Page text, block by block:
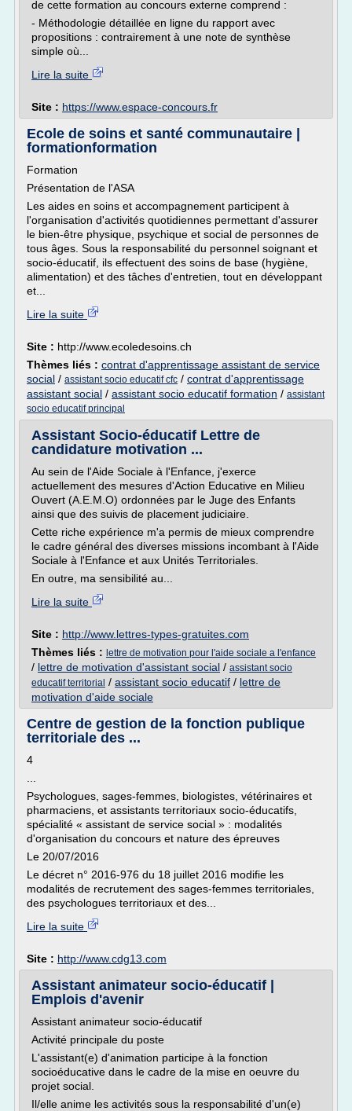
de cette formation au concours externe comprend :
- Méthodologie détaillée en ligne du rapport avec
propositions : contrairement à une note de synthèse
simple où...
Lire la suite
Site : https://www.espace-concours.fr
Ecole de soins et santé communautaire |
formationformation
Formation
Présentation de l'ASA
Les aides en soins et accompagnement participent à
l'organisation d'activités quotidiennes permettant d'assurer
le bien-être physique, psychique et social de personnes de
tous âges. Sous la responsabilité du personnel soignant et
socio-éducatif, ils effectuent des soins de base (hygiène,
alimentation) et des tâches d'entretien, tout en développant
et...
Lire la suite
Site : http://www.ecoledesoins.ch
Thèmes liés : contrat d'apprentissage assistant de service
social / assistant socio educatif cfc / contrat d'apprentissage
assistant social / assistant socio educatif formation / assistant
socio educatif principal
Assistant Socio-éducatif Lettre de
candidature motivation ...
Au sein de l'Aide Sociale à l'Enfance, j'exerce
actuellement des mesures d'Action Educative en Milieu
Ouvert (A.E.M.O) ordonnées par le Juge des Enfants
ainsi que des suivis de placement judiciaire.
Cette riche expérience m'a permis de mieux comprendre
le cadre général des diverses missions incombant à l'Aide
Sociale à l'Enfance et aux Unités Territoriales.
En outre, ma sensibilité au...
Lire la suite
Site : http://www.lettres-types-gratuites.com
Thèmes liés : lettre de motivation pour l'aide sociale a l'enfance
/ lettre de motivation d'assistant social / assistant socio
educatif territorial / assistant socio educatif / lettre de
motivation d'aide sociale
Centre de gestion de la fonction publique
territoriale des ...
4
Psychologues, sages-femmes, biologistes, vétérinaires et
pharmaciens, et assistants territoriaux socio-éducatifs,
spécialité « assistant de service social » : modalités
d'organisation du concours et nature des épreuves
Le 20/07/2016
Le décret n° 2016-976 du 18 juillet 2016 modifie les
modalités de recrutement des sages-femmes territoriales,
des psychologues territoriaux et des...
Lire la suite
Site : http://www.cdg13.com
Assistant animateur socio-éducatif |
Emplois d'avenir
Assistant animateur socio-éducatif
Activité principale du poste
L'assistant(e) d'animation participe à la fonction
socioéducative dans le cadre de la mise en oeuvre du
projet social.
Il/elle anime les activités sous la responsabilité d'un(e)